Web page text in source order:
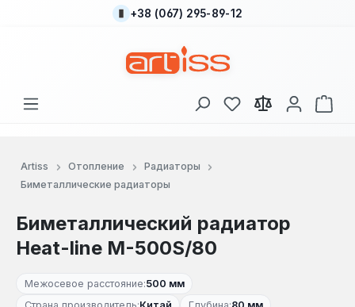
Перейти к основному содержанию
+38 (067) 295-89-12
У вас есть товары
В
Artiss Отопление
Радиаторы
Биметаллические радиаторы
Биметаллический радиатор
Heat-line M-500S/80
Межосевое расстояние:500 мм